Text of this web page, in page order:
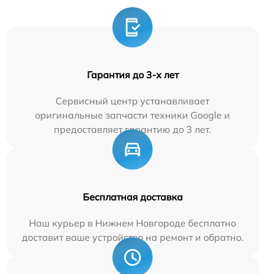
Гарантия до 3-х лет
Сервисный центр устанавливает
оригинальные запчасти техники Google и
предоставляет гарантию до 3 лет.
Бесплатная доставка
Наш курьер в Нижнем Новгороде бесплатно
доставит ваше устройство на ремонт и обратно.